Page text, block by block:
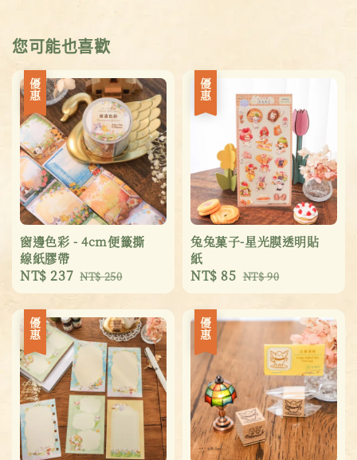
您可能也喜歡
優惠
窗邊色彩 - 4cm便籤撕
線紙膠帶
Sale
price
NT$ 237 Regular
price
NT$ 250
優惠
兔兔菓子-星光膜透明貼
紙
Sale
NT$ 85 Regular
price
NT$ 90
優惠 優惠